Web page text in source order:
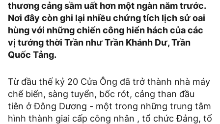
thương cảng sầm uất hơn một ngàn năm trước.
Nơi đây còn ghi lại nhiều chứng tích lịch sử oai
hùng với những chiến công hiển hách của các
vị tướng thời Trần như Trần Khánh Dư, Trần
Quốc Tảng.
Từ đầu thế kỷ 20 Cửa Ông đã trở thành nhà máy
chế biến, sàng tuyển, bốc rót, cảng than đầu
tiên ở Đông Dương - một trong những trung tâm
hình thành giai cấp công nhân , tổ chức Đảng, tổ